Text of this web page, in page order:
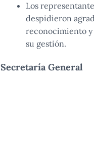
Los
despidieron
reconocimiento y
su gestión.
Secretaría General